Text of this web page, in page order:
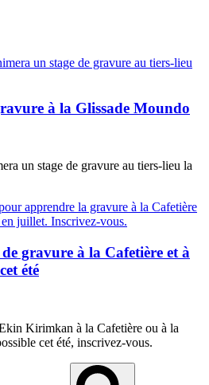
à la Glissade Moundo
un stage de gravure au tiers-lieu la
gravure à la Cafetière et à
été
Kirimkan à la Cafetière ou à la
cet été, inscrivez-vous.